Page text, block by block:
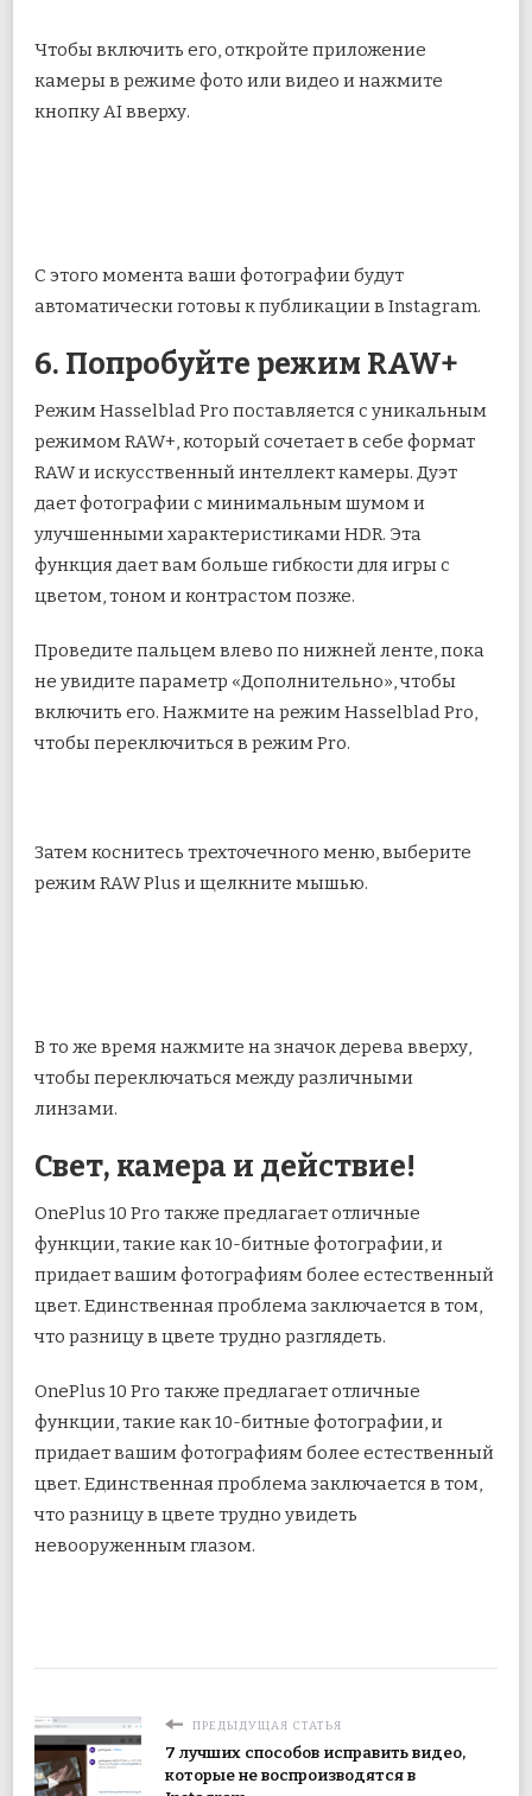
Чтобы включить его, откройте приложение
камеры в режиме фото или видео и нажмите
кнопку AI вверху.
С этого момента ваши фотографии будут
автоматически готовы к публикации в Instagram.
6. Попробуйте режим RAW+
Режим Hasselblad Pro поставляется с уникальным
режимом RAW+, который сочетает в себе формат
RAW и искусственный интеллект камеры. Дуэт
дает фотографии с минимальным шумом и
улучшенными характеристиками HDR. Эта
функция дает вам больше гибкости для игры с
цветом, тоном и контрастом позже.
Проведите пальцем влево по нижней ленте, пока
не увидите параметр «Дополнительно», чтобы
включить его. Нажмите на режим Hasselblad Pro,
чтобы переключиться в режим Pro.
Затем коснитесь трехточечного меню, выберите
режим RAW Plus и щелкните мышью.
В то же время нажмите на значок дерева вверху,
чтобы переключаться между различными
линзами.
Свет, камера и действие!
OnePlus 10 Pro также предлагает отличные
функции, такие как 10-битные фотографии, и
придает вашим фотографиям более естественный
цвет. Единственная проблема заключается в том,
что разницу в цвете трудно разглядеть.
OnePlus 10 Pro также предлагает отличные
функции, такие как 10-битные фотографии, и
придает вашим фотографиям более естественный
цвет. Единственная проблема заключается в том,
что разницу в цвете трудно увидеть
невооруженным глазом.
ПРЕДЫДУЩАЯ СТАТЬЯ
7 лучших способов исправить видео,
которые не воспроизводятся в